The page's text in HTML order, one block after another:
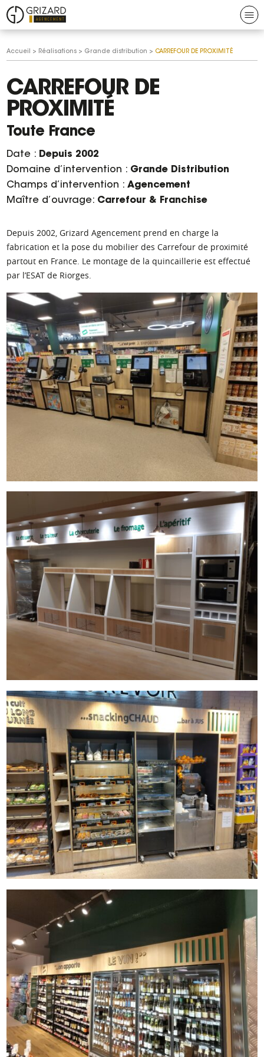
Aller au contenu
Grizard
agencement
Vous
êtes
Accueil > Réalisations> Grande distribution > CARREFOUR DE PROXIMITÉ
CARREFOUR DE
PROXIMITÉ
Toute France
Date : Depuis 2002
Domaine d’intervention : Grande Distribution
Champs d’intervention : Agencement
Maître d’ouvrage: Carrefour & Franchise
Depuis 2002, Grizard Agencement prend en charge la
fabrication et la pose du mobilier des Carrefour de proximité
partout en France. Le montage de la quincaillerie est effectué
par l’ESAT de Riorges.